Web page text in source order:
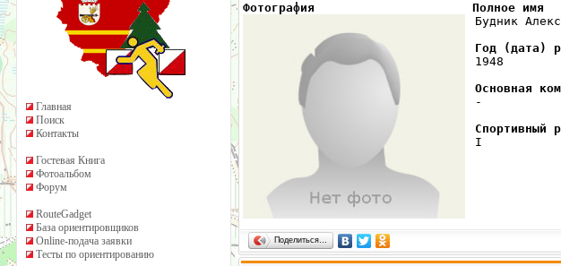
Главная
Поиск
Контакты
Гостевая Книга
Фотоальбом
Форум
RouteGadget
База ориентировщиков
Online-подача заявки
Тесты по ориентированию
Фотография                      Полное имя
Будник
Год (дата)
1948
Основная
-
Спортивный
I
Поделиться…